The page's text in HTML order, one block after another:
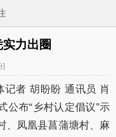
力出圈
]
记者 胡盼盼 通讯员 肖
公布“乡村认定倡议”示
、凤凰县菖蒲塘村、麻